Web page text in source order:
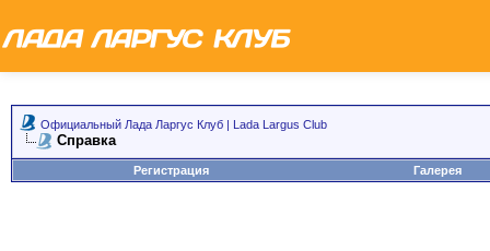
Официальный Лада Ларгус Клуб | Lada Largus Club
Справка
Регистрация Галерея